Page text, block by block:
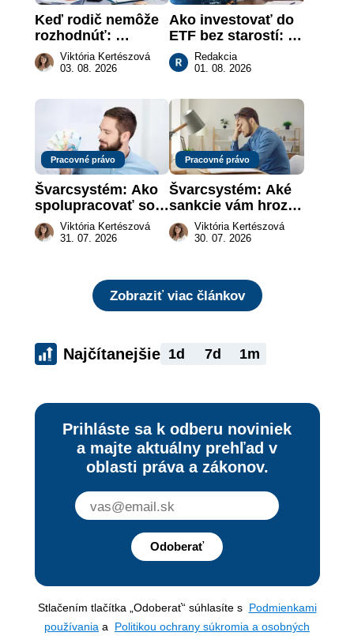
Keď rodič nemôže
rozhodnúť:
nahradenie prejavu
vôle súdom v
Viktória Kertészová
03. 08. 2026
Ako investovať do
ETF bez starostí:
Investičné plány,
ktoré urobia prácu
Redakcia
01. 08. 2026
Pracovné právo
Švarcsystém: Ako
spolupracovať so
živnostníkom
legálne a bez
Viktória Kertészová
31. 07. 2026
Pracovné právo
Švarcsystém: Aké
sankcie vám hrozia
a prečo nestačí
zaplatiť pokutu?
Viktória Kertészová
30. 07. 2026
Zobraziť viac článkov
Najčítanejšie 1d 7d 1m
Prihláste sa k odberu noviniek
a majte aktuálny prehľad v
oblasti práva a zákonov.
Odoberať
Stlačením tlačítka „Odoberať“ súhlasíte s Podmienkami
používania a Politikou ochrany súkromia a osobných